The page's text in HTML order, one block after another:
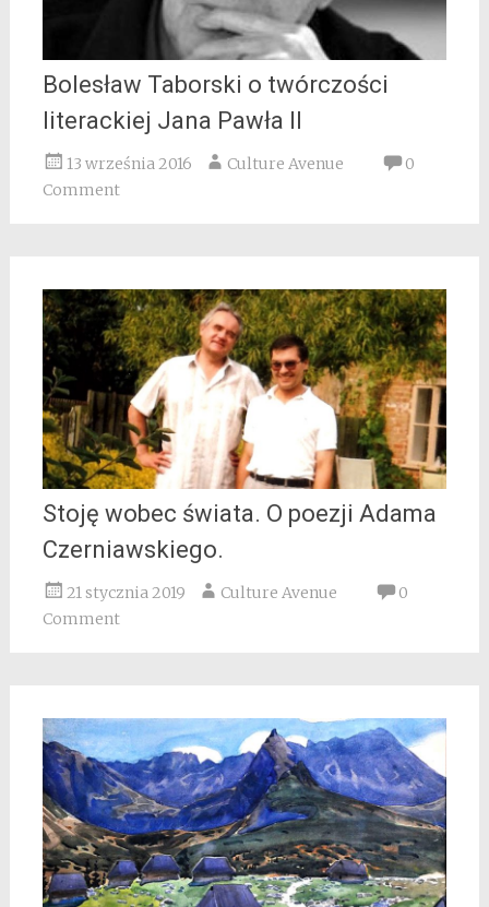
Bolesław Taborski o twórczości
literackiej Jana Pawła II
13 września 2016 Culture Avenue
0
Comment
Stoję wobec świata. O poezji Adama
Czerniawskiego.
21 stycznia 2019 Culture Avenue
0
Comment